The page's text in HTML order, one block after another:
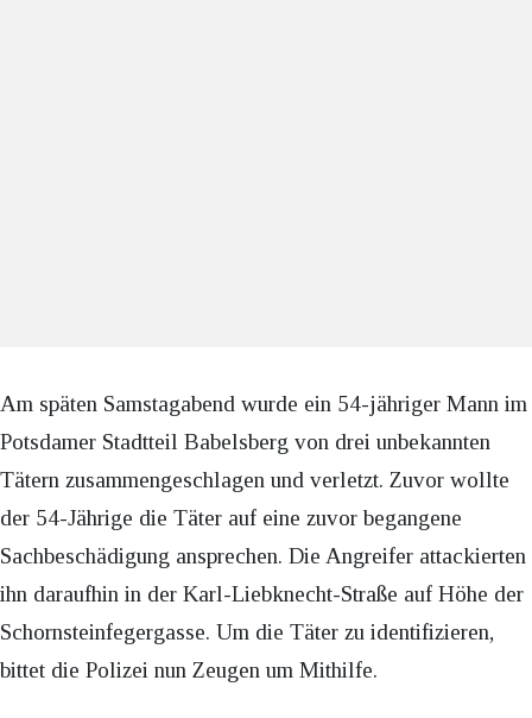
Am späten Samstagabend wurde ein 54-jähriger Mann im
Potsdamer Stadtteil Babelsberg von drei unbekannten
Tätern zusammengeschlagen und verletzt. Zuvor wollte
der 54-Jährige die Täter auf eine zuvor begangene
Sachbeschädigung ansprechen. Die Angreifer attackierten
ihn daraufhin in der Karl-Liebknecht-Straße auf Höhe der
Schornsteinfegergasse. Um die Täter zu identifizieren,
bittet die Polizei nun Zeugen um Mithilfe.